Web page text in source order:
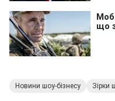
Новини шоу-бізнесу Зірки